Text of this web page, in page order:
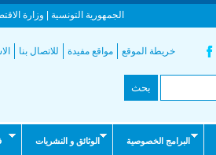
الجمهورية التونسية | وزارة
خريطة الموقع مواقع مفيدة للاتصال بنا
الوثائق و النشريات البرامج الخصوصية